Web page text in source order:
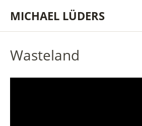
MICHAEL LÜDERS
Wasteland